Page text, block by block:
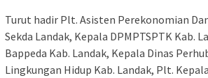
Turut hadir Plt. Asisten Perekonomian
Sekda Landak, Kepala DPMPTSPTK Kab.
Bappeda Kab. Landak, Kepala Dinas
Lingkungan Hidup Kab. Landak, Plt.